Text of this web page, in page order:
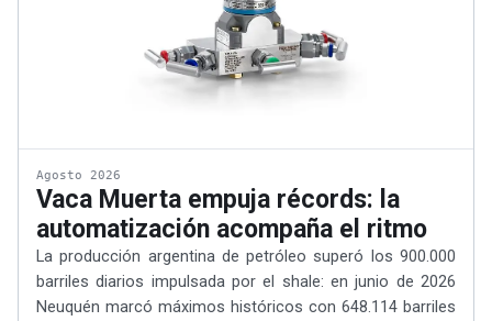
Agosto 2026
Vaca Muerta empuja récords: la
automatización acompaña el ritmo
La producción argentina de petróleo superó los 900.000
barriles diarios impulsada por el shale: en junio de 2026
Neuquén marcó máximos históricos con 648.114 barriles